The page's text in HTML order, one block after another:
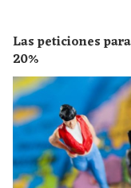
Las peticiones
20%